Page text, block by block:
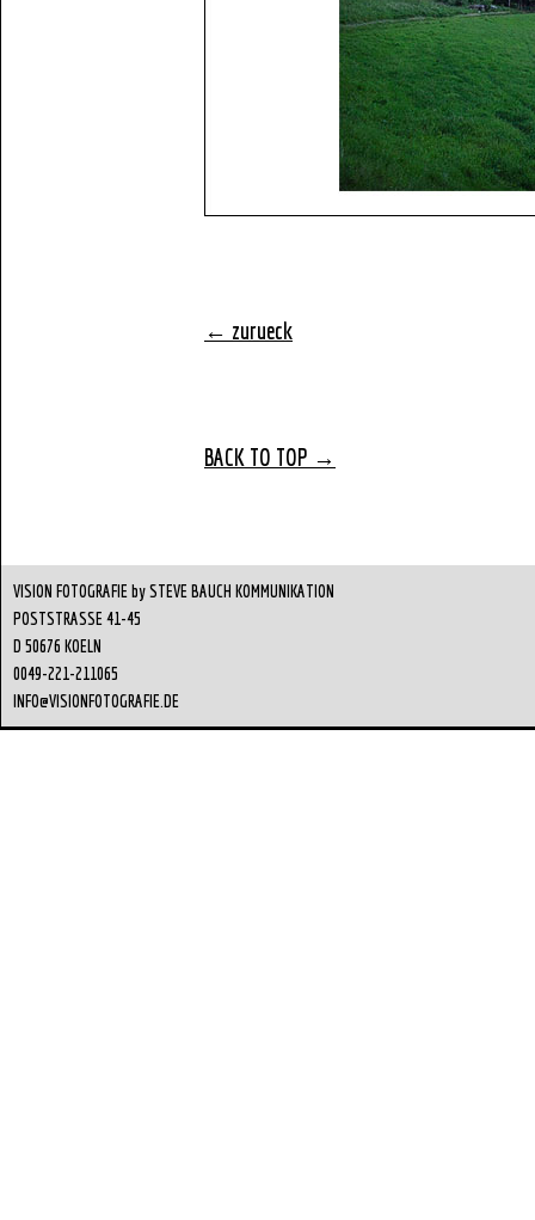
← zurueck
BACK TO TOP →
VISION FOTOGRAFIE by STEVE BAUCH KOMMUNIKATION
POSTSTRASSE 41-45
D 50676 KOELN
0049-221-211065
INFO@VISIONFOTOGRAFIE.DE